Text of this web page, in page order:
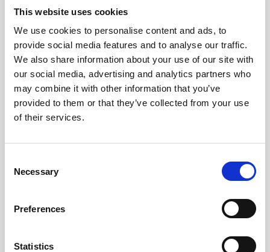
This website uses cookies
We use cookies to personalise content and ads, to
provide social media features and to analyse our traffic.
We also share information about your use of our site with
our social media, advertising and analytics partners who
may combine it with other information that you’ve
provided to them or that they’ve collected from your use
of their services.
Selection
Necessary
Preferences
Statistics
Hinweise
Saisonzeiten & Preise
1 Bewertung